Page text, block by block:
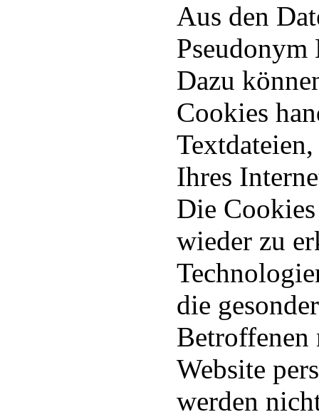
Aus den
Dazu
Cookies
Ihres
Die
wieder zu
die
Betroffenen
Website
werden